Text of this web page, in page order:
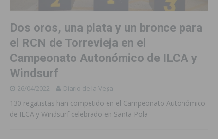
Dos oros, una plata y un bronce para
el RCN de Torrevieja en el
Campeonato Autonómico de ILCA y
Windsurf
26/04/2022 Diario de la Vega
130 regatistas han competido en el Campeonato Autonómico
de ILCA y Windsurf celebrado en Santa Pola